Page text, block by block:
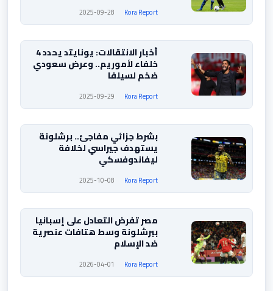
Kora Report
2025-09-28
أخبار الانتقالات: يونايتد يحدد 4
خلفاء لأموريم.. وعرض سعودي
ضخم لسيلفا
Kora Report
2025-09-29
بشرط جزائي مفاجئ.. برشلونة
يستهدف جيراسي لخلافة
ليفاندوفسكي
Kora Report
2025-10-08
مصر تفرض التعادل على إسبانيا
ببرشلونة وسط هتافات عنصرية
ضد الإسلام
Kora Report
2026-04-01